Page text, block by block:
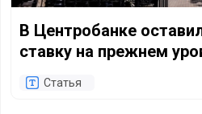
В Центробанке
ставку на прежнем
Статья